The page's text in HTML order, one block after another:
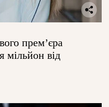
прем’єра
мільйон від